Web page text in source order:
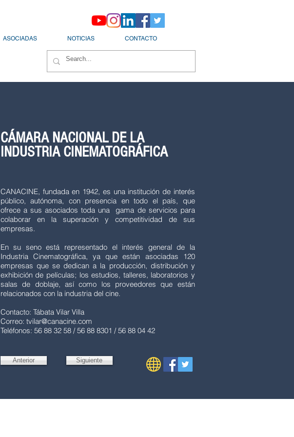
ASOCIADAS NOTICIAS CONTACTO
CÁMARA NACIONAL DE LA
INDUSTRIA CINEMATOGRÁFICA
CANACINE, fundada en 1942, es una institución de interés
público, autónoma, con presencia en todo el país, que
ofrece a sus asociados toda una gama de servicios para
colaborar en la superación y competitividad de sus
empresas.
En su seno está representado el interés general de la
Industria Cinematográfica, ya que están asociadas 120
empresas que se dedican a la producción, distribución y
exhibición de películas; los estudios, talleres, laboratorios y
salas de doblaje, así como los proveedores que están
relacionados con la industria del cine.
Contacto: Tábata Vilar Villa
Correo: tvilar@canacine.com
Teléfonos: 56 88 32 58 / 56 88 8301 / 56 88 04 42
Anterior Siguiente